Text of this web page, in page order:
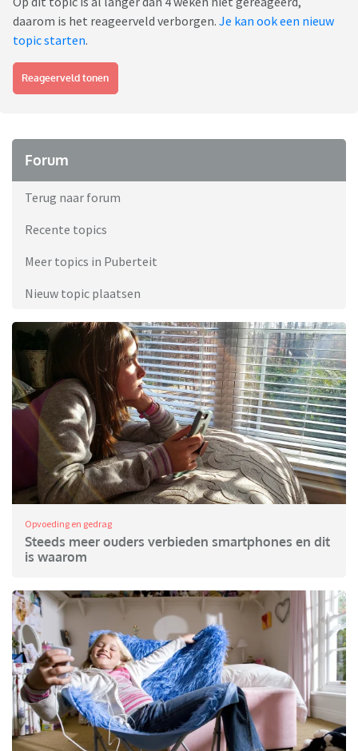
daarom is het reageerveld verborgen. Je kan ook een nieuw
topic starten.
Reageerveld tonen
Forum
Terug naar forum
Recente topics
Meer topics in Puberteit
Nieuw topic plaatsen
Opvoeding en gedrag
Steeds meer ouders verbieden smartphones en dit
is waarom